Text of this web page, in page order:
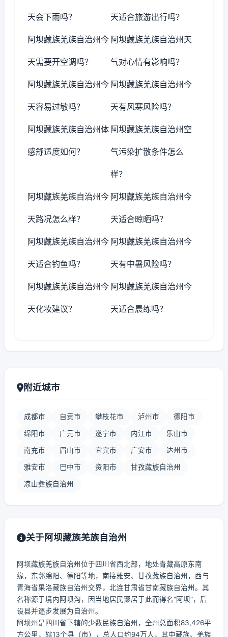
天会下雨吗？ 天适合旅游出行吗？
阿坝藏族羌族自治州今
天需要开空调吗？
阿坝藏族羌族自治州天
气对心情有影响吗？
阿坝藏族羌族自治州今
天容易过敏吗？
阿坝藏族羌族自治州今
天有风寒风险吗？
阿坝藏族羌族自治州体
感舒适度如何？
阿坝藏族羌族自治州空
气污染扩散条件怎么
样？
阿坝藏族羌族自治州今
天路况怎么样？
阿坝藏族羌族自治州今
天适合晾晒吗？
阿坝藏族羌族自治州今
天适合钓鱼吗？
阿坝藏族羌族自治州今
天有中暑风险吗？
阿坝藏族羌族自治州今
天化妆建议？
阿坝藏族羌族自治州今
天适合晨练吗？
附近城市
成都市 自贡市 攀枝花市 泸州市 德阳市
绵阳市 广元市 遂宁市 内江市 乐山市
南充市 眉山市 宜宾市 广安市 达州市
雅安市 巴中市 资阳市 甘孜藏族自治州
凉山彝族自治州
关于阿坝藏族羌族自治州
阿坝藏族羌族自治州位于四川省西北部，地处青藏高原东南
缘，东邻绵阳、德阳等地，南接雅安、甘孜藏族自治州，西与
青海省果洛藏族自治州交界，北连甘肃省甘南藏族自治州。其
名称源于境内阿坝沟，因当地居民聚居于此而得名“阿坝”，后
设县并逐步发展为自治州。
阿坝州是四川省下辖的少数民族自治州，全州总面积83,426平
方公里，辖13个县（市），总人口约94万人，其中藏族、羌族